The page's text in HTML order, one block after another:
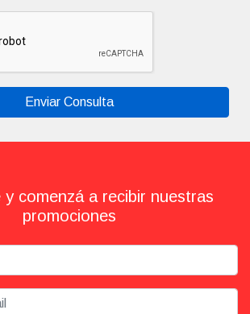
Enviar Consulta
y comenzá a recibir nuestras
promociones